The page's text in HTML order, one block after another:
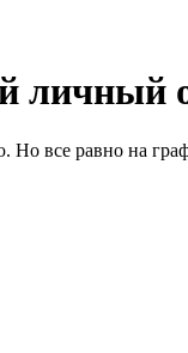
Но все равно на